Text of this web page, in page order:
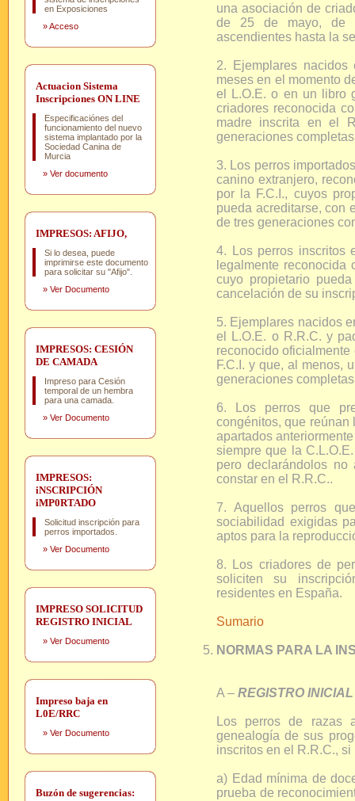
en Exposiciones
»Acceso
Actuacion Sistema
Inscripciones ON LINE
Especificaciónes del
funcionamiento del nuevo
sistema implantado por la
Sociedad Canina de
Murcia
» Ver documento
IMPRESOS: AFIJO,
Si lo desea, puede
imprimirse este documento
para solicitar su "Afijo".
» Ver Documento
IMPRESOS: CESIÓN
DE CAMADA
Impreso para Cesión
temporal de un hembra
para una camada.
» Ver Documento
IMPRESOS:
iNSCRIPCIÓN
iMP0RTADO
Solicitud inscripción para
perros importados.
» Ver Documento
IMPRESO SOLICITUD
REGISTRO INICIAL
» Ver Documento
Impreso baja en
L0E/RRC
» Ver Documento
Buzón de sugerencias:
una asociación de
de 25 de mayo, de
ascendientes hasta la
2. Ejemplares
meses en el momento
el L.O.E. o en un libro
criadores reconocida
madre inscrita en el
generaciones
3. Los perros
canino extranjero,
por la F.C.I., cuyos
pueda acreditarse, con
de tres generaciones
4. Los perros inscritos
legalmente
cuyo propietario
cancelación de su
5. Ejemplares nacidos
el L.O.E. o R.R.C. y
reconocido
F.C.I. y que, al menos,
generaciones
6. Los perros que
congénitos, que
apartados
siempre que la
pero declarándolos
constar en el R.R.C..
7. Aquellos perros
sociabilidad exigidas
aptos para la
8. Los criadores de
soliciten su
residentes en España.
Sumario
NORMAS PARA LA
A – REGISTRO
Los perros de razas
genealogía de sus
inscritos en el R.R.C.,
a) Edad mínima de
prueba de